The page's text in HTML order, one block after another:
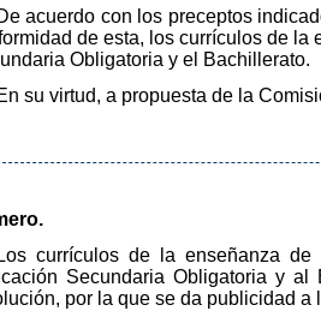
acuerdo con los preceptos
de esta, los currículos de
Obligatoria y el Bachillerato.
su virtud, a propuesta de la
Los currículos de la enseñanza
Secundaria Obligatoria y
por la que se da publicidad a